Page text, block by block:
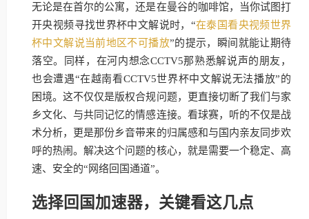
无论是在首尔的公寓，还是在曼谷的咖啡馆，当你试图打
开央视频寻找世界杯中文解说时，“在泰国看央视频世界
杯中文解说当前地区不可播放”的提示，瞬间就能让期待
落空。同样，在河内想念CCTV5那熟悉解说声的朋友，
也会遭遇“在越南看CCTV5世界杯中文解说无法播放”的
困境。这不仅仅是版权合规问题，更直接切断了我们与家
乡文化、与共同记忆的情感连接。看球赛，听的不仅是战
术分析，更是那份乡音带来的归属感和与国内亲友同步欢
呼的热闹。解决这个问题的核心，就是需要一个稳定、高
速、安全的“网络回国通道”。
选择回国加速器，关键看这几点